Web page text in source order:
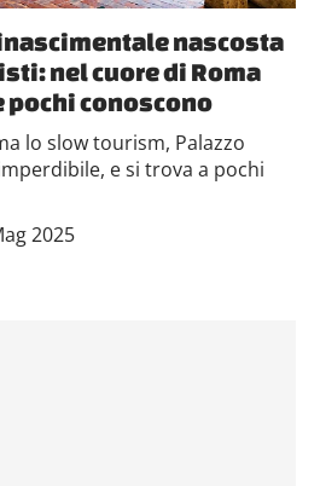
nascosta
nel cuore di Roma
pochi conoscono
lo slow tourism, Palazzo
e si trova a pochi
2025